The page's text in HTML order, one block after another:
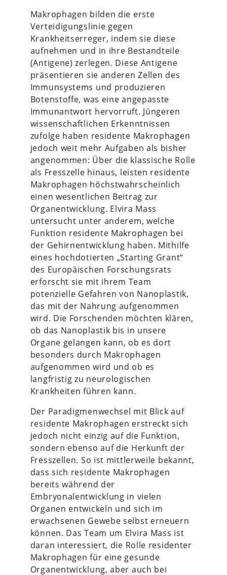
Makrophagen bilden die erste
Verteidigungslinie gegen
Krankheitserreger, indem sie diese
aufnehmen und in ihre Bestandteile
(Antigene) zerlegen. Diese Antigene
präsentieren sie anderen Zellen des
Immunsystems und produzieren
Botenstoffe, was eine angepasste
Immunantwort hervorruft. Jüngeren
wissenschaftlichen Erkenntnissen
zufolge haben residente Makrophagen
jedoch weit mehr Aufgaben als bisher
angenommen: Über die klassische Rolle
als Fresszelle hinaus, leisten residente
Makrophagen höchstwahrscheinlich
einen wesentlichen Beitrag zur
Organentwicklung. Elvira Mass
untersucht unter anderem, welche
Funktion residente Makrophagen bei
der Gehirnentwicklung haben. Mithilfe
eines hochdotierten „Starting Grant“
des Europäischen Forschungsrats
erforscht sie mit ihrem Team
potenzielle Gefahren von Nanoplastik,
das mit der Nahrung aufgenommen
wird. Die Forschenden möchten klären,
ob das Nanoplastik bis in unsere
Organe gelangen kann, ob es dort
besonders durch Makrophagen
aufgenommen wird und ob es
langfristig zu neurologischen
Krankheiten führen kann.
Der Paradigmenwechsel mit Blick auf
residente Makrophagen erstreckt sich
jedoch nicht einzig auf die Funktion,
sondern ebenso auf die Herkunft der
Fresszellen. So ist mittlerweile bekannt,
dass sich residente Makrophagen
bereits während der
Embryonalentwicklung in vielen
Organen entwickeln und sich im
erwachsenen Gewebe selbst erneuern
können. Das Team um Elvira Mass ist
daran interessiert, die Rolle residenter
Makrophagen für eine gesunde
Organentwicklung, aber auch bei